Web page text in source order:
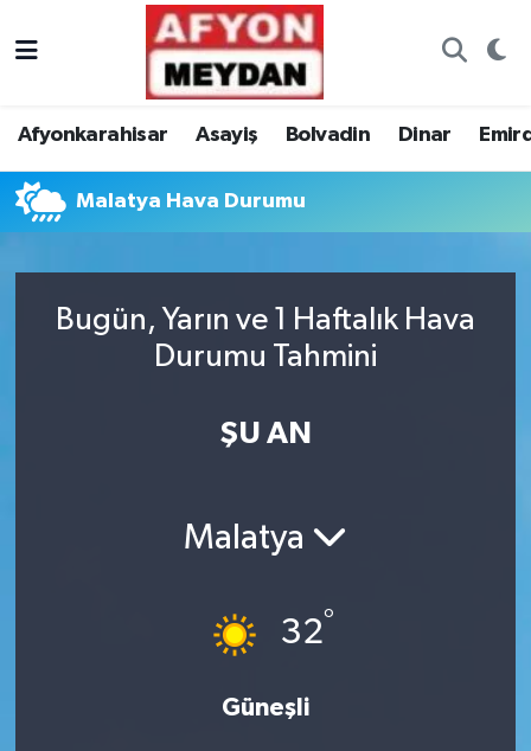
Afyonkarahisar Asayiş Bolvadin Dinar
Malatya Hava Durumu
Bugün, Yarın ve 1 Haftalık Hava
Durumu Tahmini
ŞU AN
Malatya
32°
Güneşli
Nöbetçi Eczaneler
Trafik Durumu
Süper Lig Puan Durumu ve Fikstür
Tüm Manşetler